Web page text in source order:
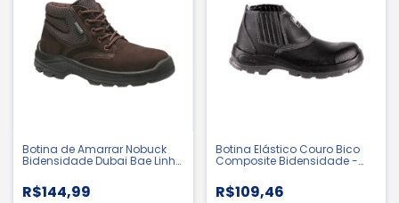
Botina de Amarrar Nobuck
Bidensidade Dubai Bae Linha
40872
R$144,99
Botina Elástico Couro Bico
Composite Bidensidade -
R$109,46